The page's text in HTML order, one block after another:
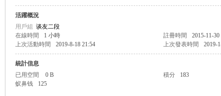
活躍概況
用戶組 谈友二段
在線時間
1 小時 註冊時間
2015-11-30
上次活動時間
2019-8-18 21:54 上次發表時間 2019-
統計信息
已用空間
0 B 積分
183
蚁鼻钱
125